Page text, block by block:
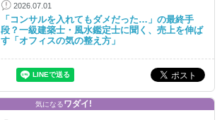
2026.07.01
「コンサルを入れてもダメだった…」の最終手
段？一級建築士・風水鑑定士に聞く、売上を伸ば
す「オフィスの気の整え方」
気になるワダイ!